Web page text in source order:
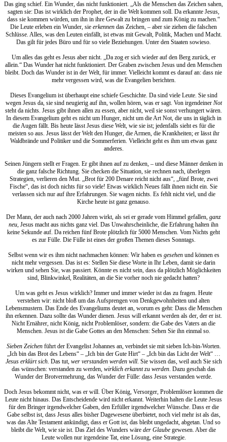
Das ging schief. Ein Wunder, das nicht funktioniert. „Als die Menschen das Zeichen sahen,
sagten sie: Das ist wirklich der Prophet, der in die Welt kommen soll. Da erkannte Jesus,
dass sie kommen würden, um ihn in ihre Gewalt zu bringen und zum König zu machen.“
Die Leute erleben ein Wunder, sie erkennen das Zeichen, – aber sie ziehen die falschen
Schlüsse. Alles, was den Leuten einfällt, ist etwas mit Gewalt, Politik, Machen und Macht.
Das gilt für jedes Büro und für so viele Beziehungen. Unter den Staaten sowieso.
Um alles das geht es Jesus aber nicht. „Da zog er sich wieder auf den Berg zurück, er
allein.“ Das Wunder hat nicht funktioniert. Der Graben zwischen Jesus und den Menschen
bleibt. Doch das Wunder ist in der Welt, für immer. Vielleicht kommt es darauf an: dass nie
mehr vergessen wird, was die Evangelien berichten.
Dieses Evangelium ist überhaupt eine schiefe Geschichte. Da sind viele Leute. Sie sind
wegen Jesus da, sie sind neugierig auf ihn, wollen hören, was er sagt. Von irgendeiner Not
steht da nichts. Jesus gibt ihnen allen zu essen, aber nicht, weil sie sonst verhungert wären.
In diesem Evangelium geht es nicht um Hunger, nicht um die Art Not, die uns in täglich in
die Augen fällt. Bis heute lässt Jesus diese Welt, wie sie ist; jedenfalls sieht es für die
meisten so aus. Jesus lässt der Welt den Hunger, die Armen, die Krankheiten; er lässt ihr
Waldbrände und Politiker und die Sommerferien. Vielleicht geht es ihm um etwas ganz
anderes.
Seinen Jüngern stellt er Fragen. Er gibt ihnen auf zu denken, – und diese Männer denken in
die ganz falsche Richtung. Sie checken die Situation, sie rechnen nach, überlegen
Strategien, verlieren den Mut. „Brot für 200 Denare reicht nicht aus“, „fünf Brote, zwei
Fische“, das ist doch nichts für so viele! Etwas wirklich Neues fällt ihnen nicht ein. Sie
verlassen sich nur auf ihre Erfahrungen. Sie wagen nichts. Es fehlt nicht viel, und die
Kirche heute ist ganz genauso.
Der Mann, der auch nach 2000 Jahren wirkt, als sei er gerade vom Himmel gefallen, ganz
neu, Jesus macht aus nichts ganz viel. Das Unwahrscheinliche, die Erfahrung halten ihn
keine Sekunde auf. Da reichen fünf Brote plötzlich für 5000 Menschen. Vom Nichts geht
es zur Fülle. Die Fülle ist eines der großen Themen dieses Sonntags.
Selbst wenn wir es ihm nicht nachmachen können: Wir haben es gesehenund können es
nicht mehr vergessen. Das ist es: Stellen Sie diese Worte in Ihr Leben, damit sie darin
wirken und sehen Sie, was passiert. Könnte es nicht sein, dass da plötzlich Möglichkeiten
sind, Blinkwinkel, Realitäten, an die Sie vorher noch nie gedacht hatten?
Um was geht es Jesus wirklich? Immer und immer wieder ist das zu fragen. Heute
verstehen wir: nicht bloß um das Aufsprengen von Denkgewohnheiten und alten
Lebensmustern. Das Ende des Evangeliums deutet an, worum es geht: Dass die Menschen
ihn erkennen. Dazu sollte das Wunder dienen. Jesus will erkannt werden als der, der er ist.
Nicht Ernährer, nicht König, nicht Problemlöser, sondern: die Gabe des Vaters an die
Menschen. Jesus ist die Gabe Gottes an den Menschen: Sehen Sie ihn einmal so.
Sieben Zeichenführt der Evangelist Johannes an, verbindet sie mit sieben Ich-bin-Worten.
„Ich bin das Brot des Lebens“ – „Ich bin der Gute Hirt“ – „Ich bin das Licht der Welt“ …
Jesus erklärt sich. Das tut, wer verstanden werden will. Sie wissen das, weil auch Sie sich
das wünschen: verstanden zu werden, wirklich erkannt zu werden. Dazu geschah das
Wunder der Brotvermehrung, das Wunder der Fülle: dass Jesus verstanden werde.
Doch Jesus bekommt nicht, was er will. Über König, Versorger, Problemlöser kommen die
Leute nicht hinaus. Das Entscheidende wird nicht erkannt. Weiterhin halten die Leute Jesus
für den Bringer irgendwelcher Gaben, den Erfüller irgendwelcher Wünsche. Dass er die
Gabe selbst ist, dass Jesus alles bisher Dagewesene überbietet, noch viel mehr ist als das,
was das Alte Testament ankündigt, dass er Gott ist, das bleibt ungedacht, abgetan. Und so
bleibt die Welt, wie sie ist. Das Ziel des Wunders wäre der Glaube gewesen. Aber die
Leute wollen nur irgendeine Tat, eine Lösung, eine Strategie.